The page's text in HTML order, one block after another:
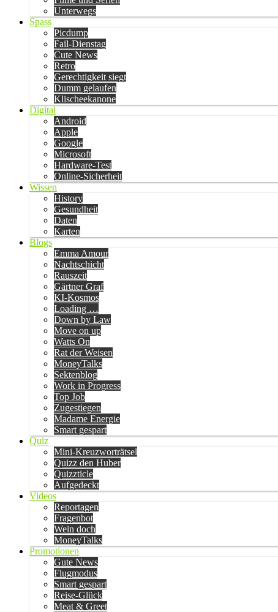
Unterwegs
Spass
Picdump
Fail-Dienstag
Cute News
Retro
Gerechtigkeit siegt
Dumm gelaufen
Klischeekanone
Digital
Android
Apple
Google
Microsoft
Hardware-Test
Online-Sicherheit
Wissen
History
Gesundheit
Daten
Karten
Blogs
Emma Amour
Nachtschicht
Rauszeit
Gärtner Graf
KI-Kosmos
Loading …
Down by Law
Move on up
Watts On
Rat der Weisen
MoneyTalks
Sektenblog
Work in Progress
Top Job
Zugestiegen
Madame Energie
Smart gespart
Quiz
Mini-Kreuzworträtsel
Quizz den Huber
Quizzticle
Aufgedeckt
Videos
Reportagen
Fragenbot
Wein doch
MoneyTalks
Promotionen
Gute News
Flugmodus
Smart gespart
Reise-Glück
Meat & Greet